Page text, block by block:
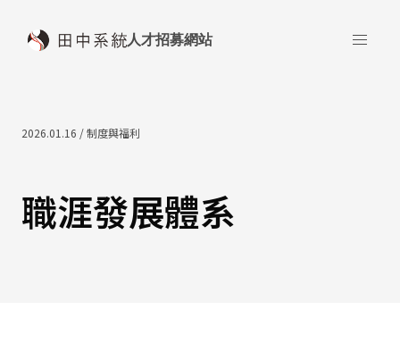
人才招募網站
2026.01.16 / 制度與福利
職涯發展體系